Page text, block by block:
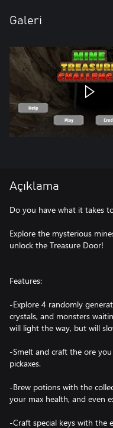
Galeri
Açıklama
Do you have what it takes
Explore the mysterious
unlock the Treasure Door!
Features:
-Explore 4 randomly
crystals, and monsters
will light the way, but will
-Smelt and craft the ore
pickaxes.
-Brew potions with the
your max health, and even
-Craft special keys with the